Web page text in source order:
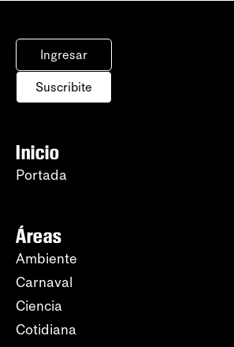
Ingresar
Suscribite
Inicio
Portada
Áreas
Ambiente
Carnaval
Ciencia
Cotidiana